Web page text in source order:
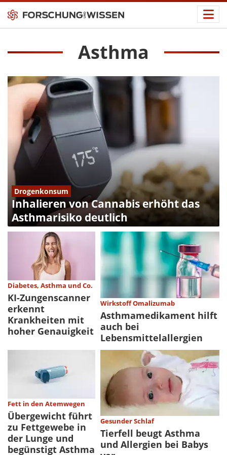
Asthma
Drogenkonsum
Inhalieren von Cannabis erhöht das
Asthmarisiko deutlich
Diabetes, Asthma und Co.
KI-Zungenscanner
erkennt
Krankheiten mit
hoher Genauigkeit
Wirkstoff Omalizumab
Asthmamedikament hilft
auch bei
Lebensmittelallergien
Fett in den Atemwegen
Übergewicht führt
zu Fettgewebe in
der Lunge und
begünstigt Asthma
Gesunder Schlaf
Tierfell beugt Asthma
und Allergien bei Babys